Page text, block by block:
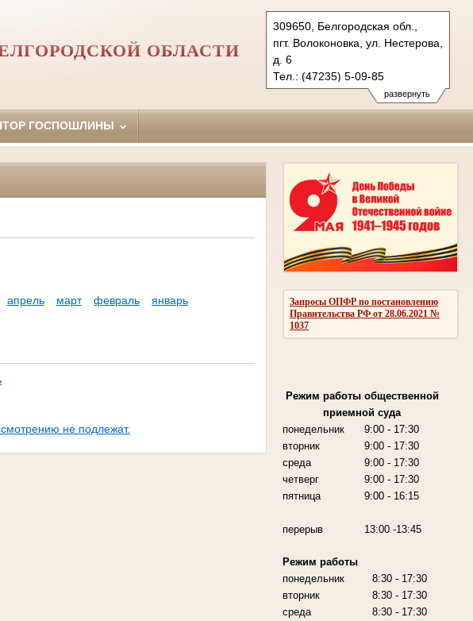
развернуть
309650, Белгородская обл.,
пгт. Волоконовка, ул. Нестерова,
д. 6
Тел.: (47235) 5-09-85
volokonovsky.blg@sudrf.ru
ОБЛАСТИ
ГОСПОШЛИНЫ
Запросы ОПФР по постановлению
Правительства РФ от 28.06.2021 №
1037
Режим работыобщественной
приемной суда
понедельник
вторник
среда
четверг
пятница
9:00 - 17:30
9:00 - 17:30
9:00 - 17:30
9:00 - 17:30
9:00 - 16:15
перерыв 13:00 -13:45
Режим работы
понедельник
вторник
среда
8:30 - 17:30
8:30 - 17:30
8:30 - 17:30
апрель март февраль
январь
не подлежат.